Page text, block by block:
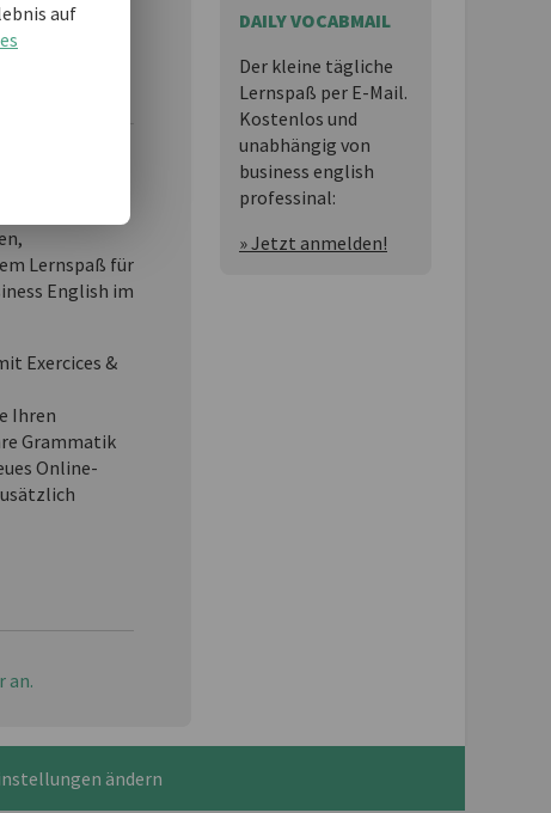
auf
DAILY VOCABMAIL
Der kleine tägliche
Lernspaß per E-Mail.
Kostenlos und
unabhängig von
business english
professinal:
» Jetzt anmelden!
möchten
Lernspaß für
English im
Exercices &
Ihren
Grammatik
Online-
an.
ändern